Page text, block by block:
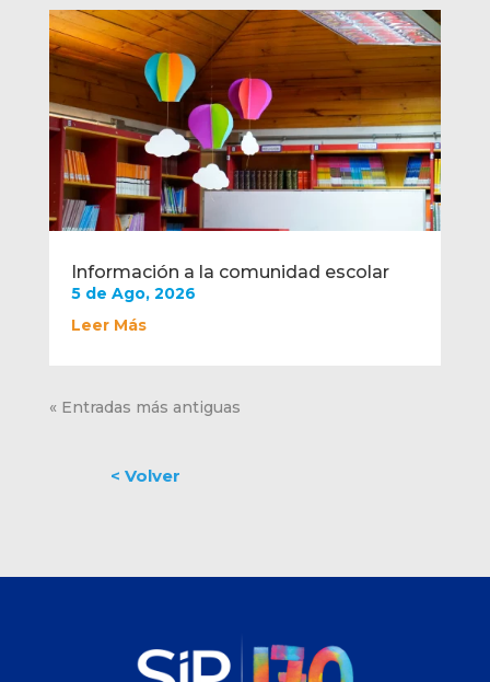
Información a la comunidad escolar
5 de Ago, 2026
Leer Más
« Entradas más antiguas